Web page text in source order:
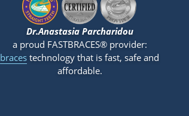
Dr.Anastasia Parcharidou
a proud FASTBRACES® provider:
braces technology that is fast, safe and
affordable.